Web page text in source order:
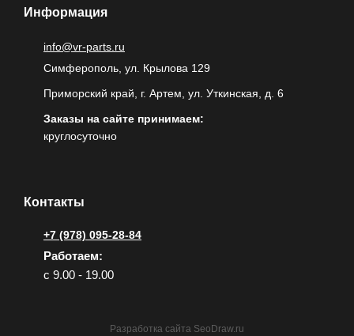
Информация
info@vr-parts.ru
Симферополь, ул. Крылова 129
Приморский край, г. Артем, ул. Уткинская, д. 6
Заказы на сайте принимаем:
круглосуточно
Контакты
+7 (978) 095-28-84
Работаем:
с 9.00 - 19.00
Разработка сайта SeoDraw.ru